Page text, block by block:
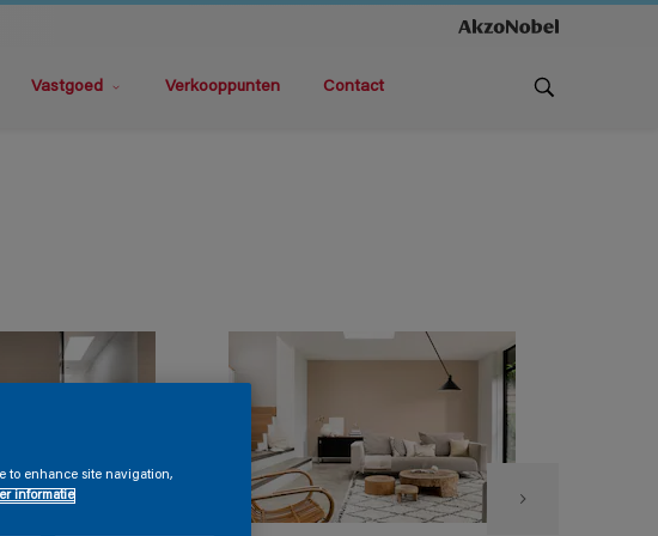
Vastgoed Verkooppunten Contact
to enhance site navigation,
informatie